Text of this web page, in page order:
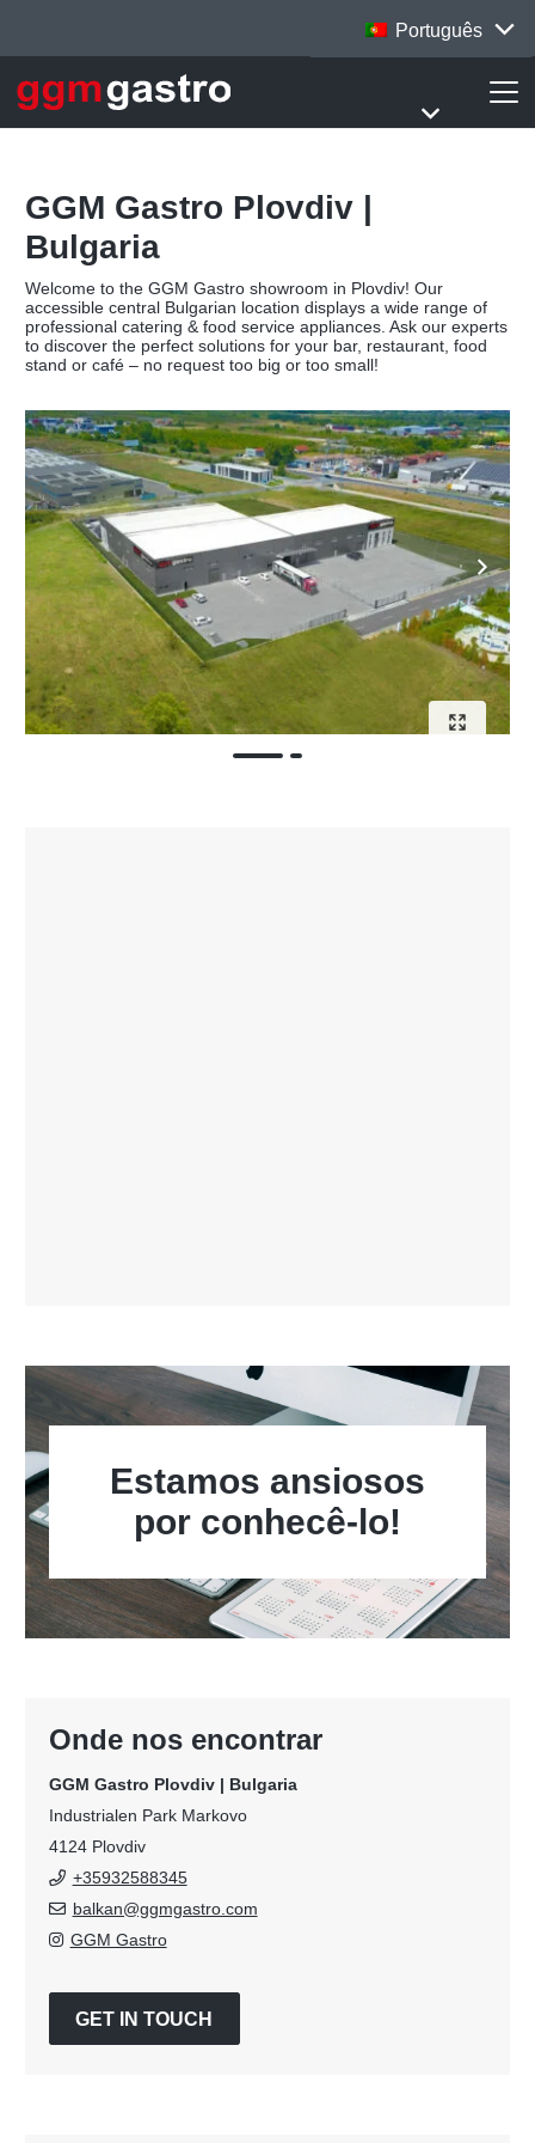
Português
GGM Gastro Plovdiv |
Bulgaria
Welcome to the GGM Gastro showroom in Plovdiv! Our
accessible central Bulgarian location displays a wide range of
professional catering & food service appliances. Ask our experts
to discover the perfect solutions for your bar, restaurant, food
stand or café – no request too big or too small!
Estamos ansiosos
por conhecê-lo!
Onde nos encontrar
GGM Gastro Plovdiv | Bulgaria
Industrialen Park Markovo
4124 Plovdiv
+35932588345
balkan@ggmgastro.com
GGM Gastro
GET IN TOUCH